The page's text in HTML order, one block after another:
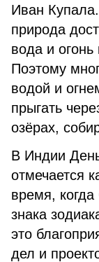
Иван
природа
вода и
Поэтому
водой и
прыгать
озёрах,
В Индии
отмечается
время,
знака
это
дел и